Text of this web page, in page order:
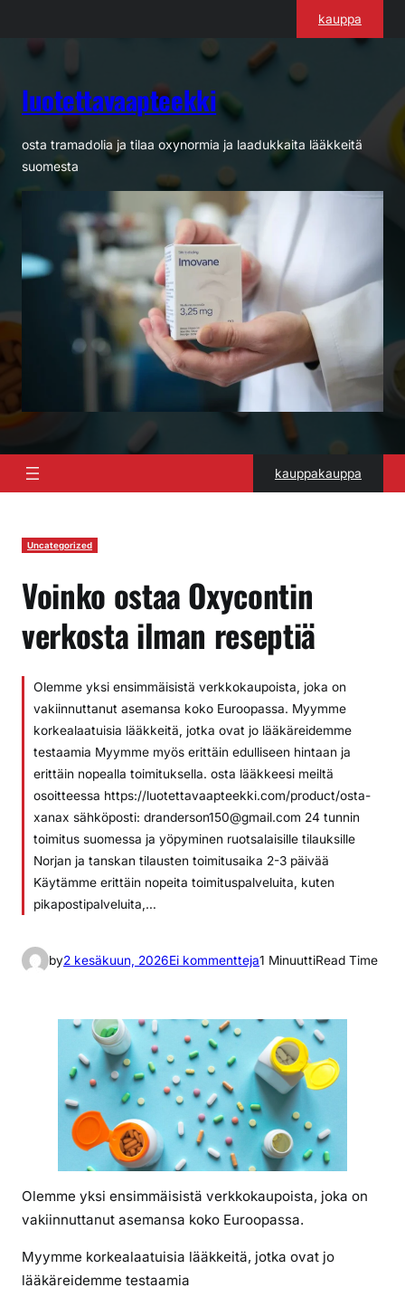
kauppa
luotettavaapteekki
osta tramadolia ja tilaa oxynormia ja laadukkaita lääkkeitä
suomesta
kauppakauppa
Uncategorized
Voinko ostaa Oxycontin
verkosta ilman reseptiä
Olemme yksi ensimmäisistä verkkokaupoista, joka on
vakiinnuttanut asemansa koko Euroopassa. Myymme
korkealaatuisia lääkkeitä, jotka ovat jo lääkäreidemme
testaamia Myymme myös erittäin edulliseen hintaan ja
erittäin nopealla toimituksella. osta lääkkeesi meiltä
osoitteessa https://luotettavaapteekki.com/product/osta-
xanax sähköposti: dranderson150@gmail.com 24 tunnin
toimitus suomessa ja yöpyminen ruotsalaisille tilauksille
Norjan ja tanskan tilausten toimitusaika 2-3 päivää
Käytämme erittäin nopeita toimituspalveluita, kuten
pikapostipalveluita,…
by2 kesäkuun, 2026Ei kommenttejaa
i
k
k
e
l
V
o
n
1 MinuuttiRead Time
Olemme yksi ensimmäisistä verkkokaupoista, joka on
vakiinnuttanut asemansa koko Euroopassa.
Myymme korkealaatuisia lääkkeitä, jotka ovat jo
lääkäreidemme testaamia